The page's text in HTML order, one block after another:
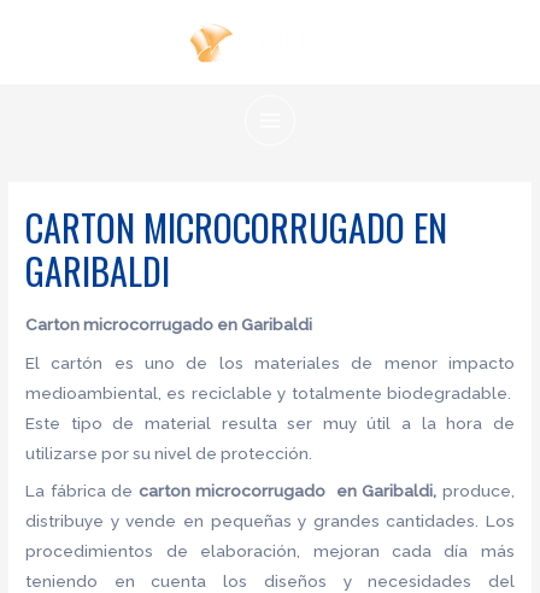
CARTON MICROCORRUGADO EN
GARIBALDI
Carton microcorrugado en Garibaldi
El cartón es uno de los materiales de menor impacto
medioambiental, es reciclable y totalmente biodegradable.
Este tipo de material resulta ser muy útil a la hora de
utilizarse por su nivel de protección.
La fábrica de carton microcorrugado en Garibaldi, produce,
distribuye y vende en pequeñas y grandes cantidades. Los
procedimientos de elaboración, mejoran cada día más
teniendo en cuenta los diseños y necesidades del